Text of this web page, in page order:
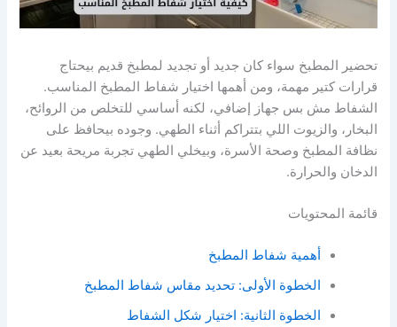
تحضير المطبخ سواء كان جديد أو تجديد لمطبخ قديم بيحتاج
قرارات كتير مهمة، ومن أهمها اختيار شفاط المطبخ المناسب.
الشفاط مش بس جهاز إضافي، لكنه أساسي للتخلص من الروائح،
البخار، والزيوت اللي بتتراكم أثناء الطهي. وجوده بيحافظ على
نظافة المطبخ وصحة الأسرة، وبيخلي الطهي تجربة مريحة بعيد عن
الدخان والحرارة.
قائمة المحتويات
أهمية شفاط المطبخ
الخطوة الأولى: تحديد مقاس شفاط المطبخ
الخطوة الثانية: اختيار شكل الشفاط